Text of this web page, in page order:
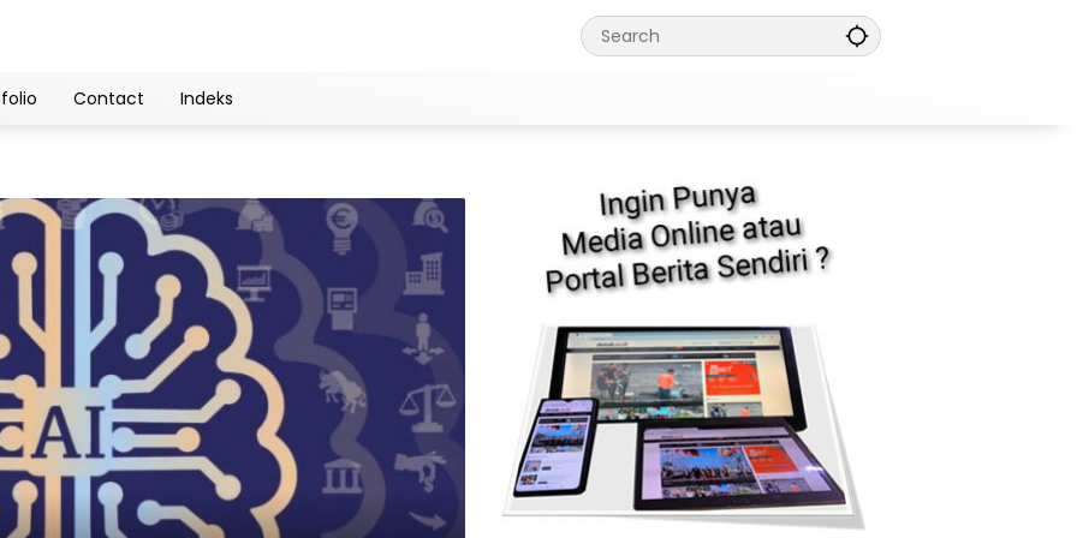
Contact Indeks